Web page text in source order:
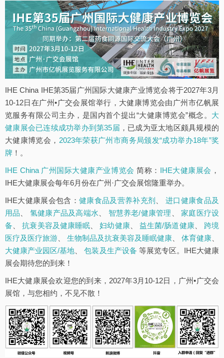
IHE China IHE第35届广州国际大健康产业博览会将于2027年3月
10-12日在广州•广交会展馆举行，大健康博览会由广州市亿帆展
览服务有限公司主办，是国内首个提出“大健康博览会”概念。 大
健康展会已连续成功举办到第35届 ，已成为亚太地区颇具规模的
大健康博览会， 2023年荣获广州市商务局颁发“成功举办18年”奖
牌 ！。
IHE China 广州国际大健康产业博览会 简称： IHE大健康展会 ，
IHE大健康展会每年6月份在广州·广交会展馆隆重举办。
IHE大健康展会包含： 健康食品及营养补充剂 、进口健康食品及
用品
氢健康产品及高端水 智慧养老/健康管理 、家庭医疗设
备 、抗衰美容及健康睡眠 、妇幼健康、 益生菌/肠道健康、 跨境
医疗及医疗旅游
生物制品及抗衰美容及睡眠健康 体育健康
大健康产业园区/基地 、包装及生产设备 等展览专区。IHE大健康
展会期待您的到来！
IHE大健康展会欢迎您的到来，2027年3月10-12日，广州•广交会
展馆，与您相约，不见不散！